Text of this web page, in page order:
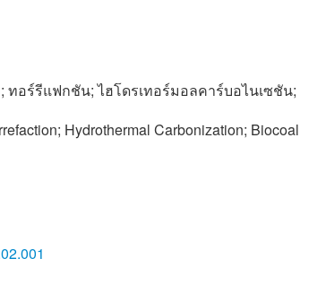
ทอร์รีแฟกชัน; ไฮโดรเทอร์มอลคาร์บอไนเซชัน;
Hydrothermal Carbonization; Biocoal
and Y. Bi, “Estimation and efficient utilization